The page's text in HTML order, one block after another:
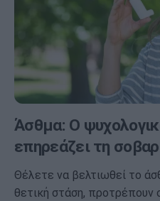
Άσθμα: Ο
επηρεάζει τη
Θέλετε να βελτιωθεί το
θετική στάση, προτρέπουν